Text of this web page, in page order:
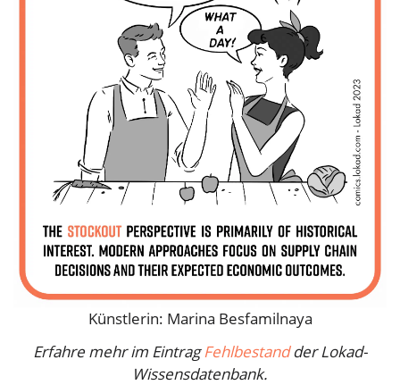
Künstlerin: Marina Besfamilnaya
Erfahre mehr im EintragFehlbestandder Lokad-
Wissensdatenbank.